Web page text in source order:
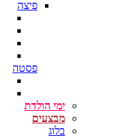
פיצה
פסטה
ימי הולדת
מבצעים
בלוג